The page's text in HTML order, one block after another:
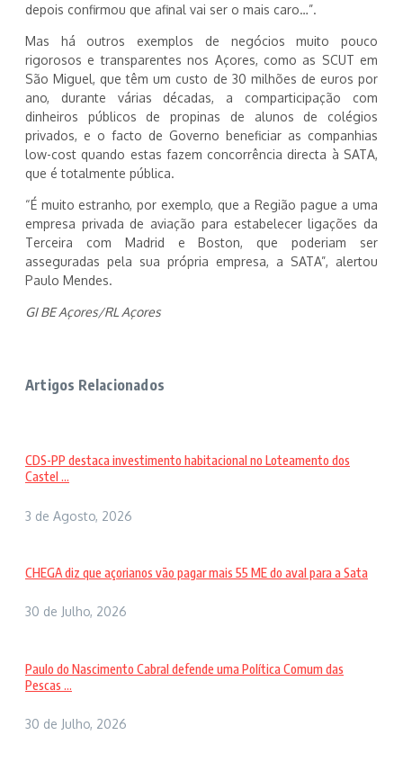
depois confirmou que afinal vai ser o mais caro…”.
Mas há outros exemplos de negócios muito pouco
rigorosos e transparentes nos Açores, como as SCUT em
São Miguel, que têm um custo de 30 milhões de euros por
ano, durante várias décadas, a comparticipação com
dinheiros públicos de propinas de alunos de colégios
privados, e o facto de Governo beneficiar as companhias
low-cost quando estas fazem concorrência directa à SATA,
que é totalmente pública.
“É muito estranho, por exemplo, que a Região pague a uma
empresa privada de aviação para estabelecer ligações da
Terceira com Madrid e Boston, que poderiam ser
asseguradas pela sua própria empresa, a SATA”, alertou
Paulo Mendes.
GI BE Açores/RL Açores
Artigos Relacionados
CDS-PP destaca investimento habitacional no Loteamento dos
Castel ...
3 de Agosto, 2026
CHEGA diz que açorianos vão pagar mais 55 ME do aval para a Sata
30 de Julho, 2026
Paulo do Nascimento Cabral defende uma Política Comum das
Pescas ...
30 de Julho, 2026